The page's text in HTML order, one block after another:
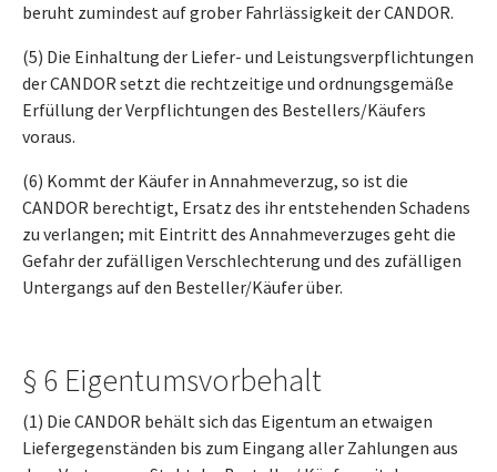
beruht zumindest auf grober Fahrlässigkeit der CANDOR.
(5) Die Einhaltung der Liefer- und Leistungsverpflichtungen
der CANDOR setzt die rechtzeitige und ordnungsgemäße
Erfüllung der Verpflichtungen des Bestellers/Käufers
voraus.
(6) Kommt der Käufer in Annahmeverzug, so ist die
CANDOR berechtigt, Ersatz des ihr entstehenden Schadens
zu verlangen; mit Eintritt des Annahmeverzuges geht die
Gefahr der zufälligen Verschlechterung und des zufälligen
Untergangs auf den Besteller/Käufer über.
§ 6 Eigentumsvorbehalt
(1) Die CANDOR behält sich das Eigentum an etwaigen
Liefergegenständen bis zum Eingang aller Zahlungen aus